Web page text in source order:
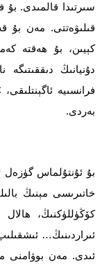
سىرتىدا قالمىدى.
كېيىن، بۇ ھەقتە
دۇنيانىڭ دىققىتىگە
بەردى.
بۇ ئۇنتۇلماس گۈزەل
خاتىرىسى مېنىڭ
كۆڭۈللۈكنىڭ،
ئىراردىنىڭ…
ئىدى. مەن بوۋامنى